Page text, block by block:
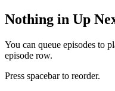
Nothing in Up
You can queue episodes to
episode row.
Press spacebar to reorder.